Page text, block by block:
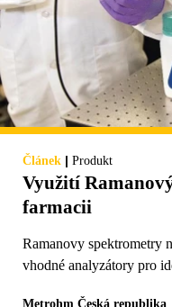
Článek | Produkt
Využití
farmacii
Ramanovy spektrometry
vhodné analyzátory pro
Metrohm Česká republika